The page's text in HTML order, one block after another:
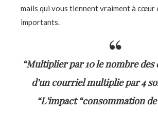
mails qui vous tiennent vraiment à cœur
importants.
“Multiplier par 10 le nombre des
d’un courriel multiplie par 4
“L’impact “consommation